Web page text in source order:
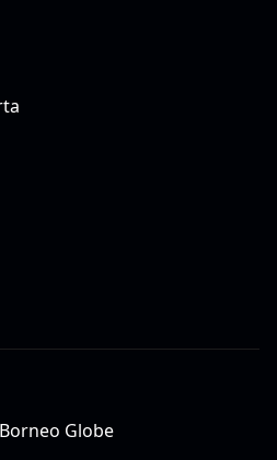
Borneo Globe